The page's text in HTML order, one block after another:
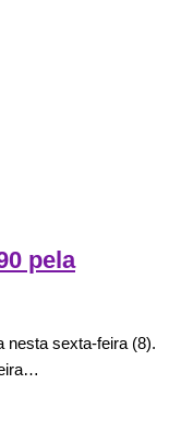
pela
nesta sexta-feira (8).